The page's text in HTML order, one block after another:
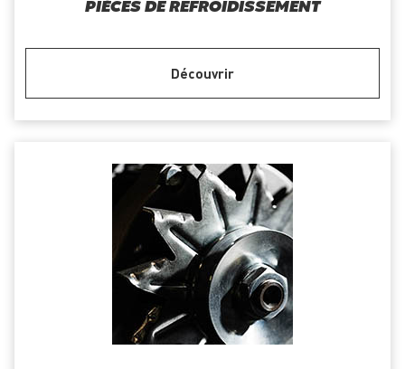
PIÈCES DE REFROIDISSEMENT
Découvrir